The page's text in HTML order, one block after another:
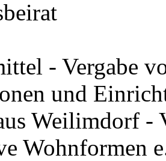
- Vergabe
und
Weilimdorf -
Wohnformen